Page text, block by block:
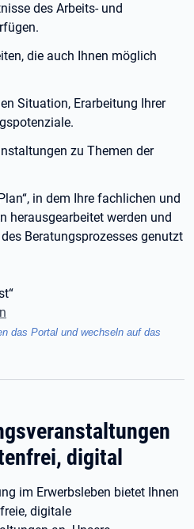
des Arbeits- und
die auch Ihnen möglich
Situation, Erarbeitung Ihrer
zu Themen der
in dem Ihre fachlichen und
herausgearbeitet werden und
Beratungsprozesses genutzt
das Portal und wechseln auf das
digital
im Erwerbsleben bietet Ihnen
digitale